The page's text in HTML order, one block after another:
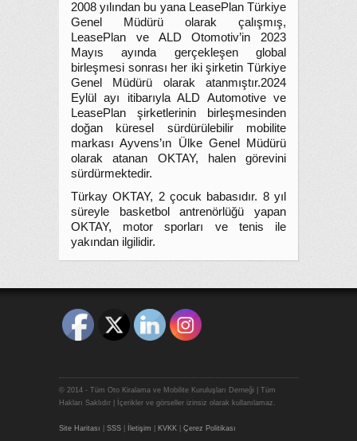
2008 yılından bu yana LeasePlan Türkiye
Genel Müdürü olarak çalışmış,
LeasePlan ve ALD Otomotiv’in 2023
Mayıs ayında gerçekleşen global
birleşmesi sonrası her iki şirketin Türkiye
Genel Müdürü olarak atanmıştır.2024
Eylül ayı itibarıyla ALD Automotive ve
LeasePlan şirketlerinin birleşmesinden
doğan küresel sürdürülebilir mobilite
markası Ayvens’ın Ülke Genel Müdürü
olarak atanan OKTAY, halen görevini
sürdürmektedir.
Türkay OKTAY, 2 çocuk babasıdır. 8 yıl
süreyle basketbol antrenörlüğü yapan
OKTAY, motor sporları ve tenis ile
yakından ilgilidir.
© 2014 - Tüm Oto Kiralama ve Mobilite Kuruluşları Derneği | Tüm
Hakları Saklıdır | İçerikler ve görseller izinsiz olarak kullanılamaz.
Site Haritası SSS İletişim KVKK Çerez Politikası